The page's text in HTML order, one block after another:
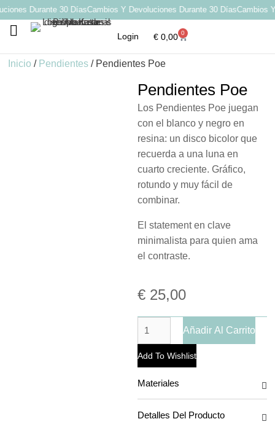
Durante 30 DíasCambios Y Devoluciones Durante 30 DíasCambios Y
Login €0,00 0
Inicio / Pendientes / Pendientes Poe
Pendientes Poe
Los Pendientes Poe juegan
con el blanco y negro en
resina: un disco bicolor que
recuerda a una luna en
cuarto creciente. Gráfico,
rotundo y muy fácil de
combinar.
El statement en clave
minimalista para quien ama
el contraste.
€ 25,00
Añadir Al Carrito
Add To Wishlist
Materiales
Detalles Del Producto